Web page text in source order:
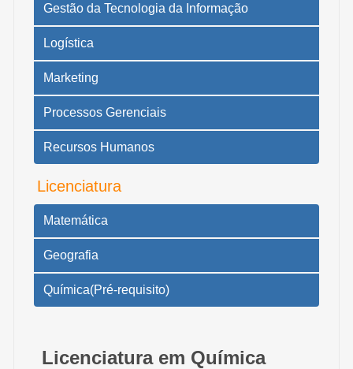
Gestão da Tecnologia da Informação
Logística
Marketing
Processos Gerenciais
Recursos Humanos
Licenciatura
Matemática
Geografia
Química(Pré-requisito)
Licenciatura em Química